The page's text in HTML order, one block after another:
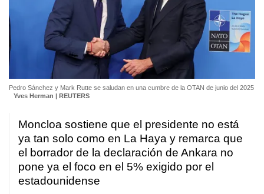
Pedro Sánchez y Mark Rutte se saludan en una cumbre de la OTAN de junio del 2025
Yves Herman | REUTERS
Moncloa sostiene que el presidente no está
ya tan solo como en La Haya y remarca que
el borrador de la declaración de Ankara no
pone ya el foco en el 5% exigido por el
estadounidense